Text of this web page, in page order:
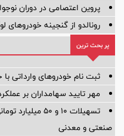
پروین اعتصامی در دوران نوجوانی؛
رونالدو از گنجینه
پر بحث ترین
ثبت نام خودروهای وارداتی
مهر تایید سهامداران بر عملكرد سال ۱۴۰۴
تسهیلات ١٠ و
صنعتی و معدنی